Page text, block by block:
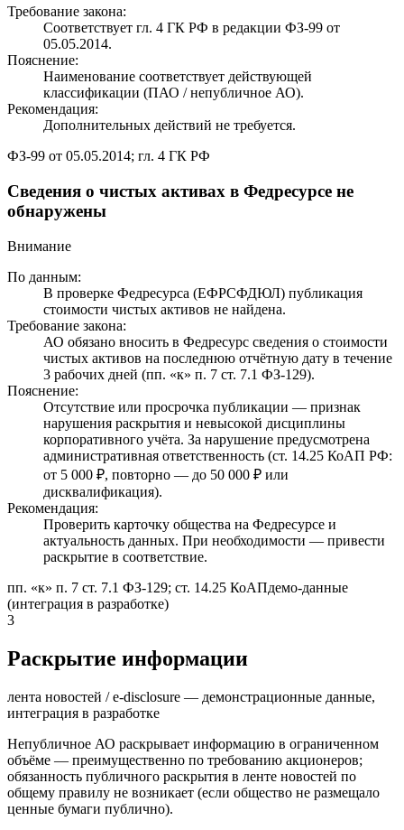
Требование закона:
Соответствует гл. 4 ГК РФ в редакции ФЗ-99 от
05.05.2014.
Пояснение:
Наименование соответствует действующей
классификации (ПАО / непубличное АО).
Рекомендация:
Дополнительных действий не требуется.
ФЗ-99 от 05.05.2014; гл. 4 ГК РФ
Сведения о чистых активах в Федресурсе не
обнаружены
Внимание
По данным:
В проверке Федресурса (ЕФРСФДЮЛ) публикация
стоимости чистых активов не найдена.
Требование закона:
АО обязано вносить в Федресурс сведения о стоимости
чистых активов на последнюю отчётную дату в течение
3 рабочих дней (пп. «к» п. 7 ст. 7.1 ФЗ-129).
Пояснение:
Отсутствие или просрочка публикации — признак
нарушения раскрытия и невысокой дисциплины
корпоративного учёта. За нарушение предусмотрена
административная ответственность (ст. 14.25 КоАП РФ:
от 5 000 ₽, повторно — до 50 000 ₽ или
дисквалификация).
Рекомендация:
Проверить карточку общества на Федресурсе и
актуальность данных. При необходимости — привести
раскрытие в соответствие.
пп. «к» п. 7 ст. 7.1 ФЗ-129; ст. 14.25 КоАПдемо-данные
(интеграция в разработке)
3
Раскрытие информации
лента новостей / e-disclosure — демонстрационные данные,
интеграция в разработке
Непубличное АО раскрывает информацию в ограниченном
объёме — преимущественно по требованию акционеров;
обязанность публичного раскрытия в ленте новостей по
общему правилу не возникает (если общество не размещало
ценные бумаги публично).